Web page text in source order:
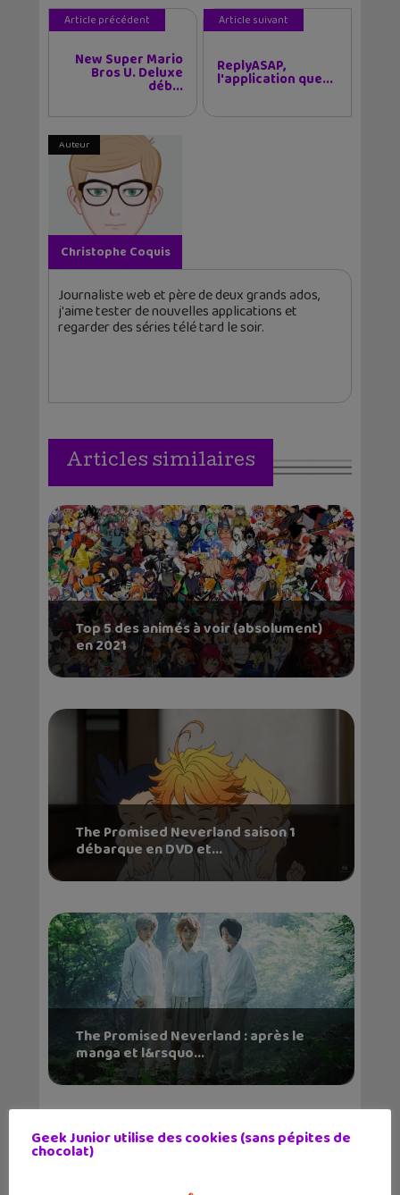
Article précédent
New Super Mario
Bros U. Deluxe
déb...
Article suivant
ReplyASAP,
l'application que...
Auteur
Christophe Coquis
Journaliste web et père de deux grands ados,
j'aime tester de nouvelles applications et
regarder des séries télé tard le soir.
Articles similaires
Top 5 des animés à voir (absolument)
en 2021
The Promised Neverland saison 1
débarque en DVD et...
The Promised Neverland : après le
manga et l&rsquo...
Geek Junior utilise des cookies (sans pépites de
chocolat)